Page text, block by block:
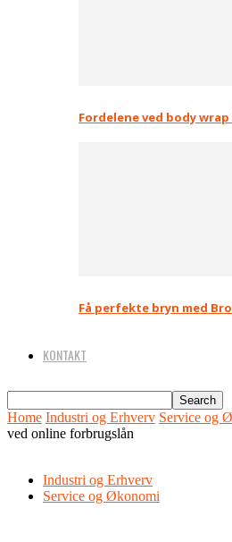
Fordelene ved body
Få perfekte bryn med
KONTAKT
Home Industri og Erhverv Service og
ved online forbrugslån
Industri og Erhverv
Service og Økonomi